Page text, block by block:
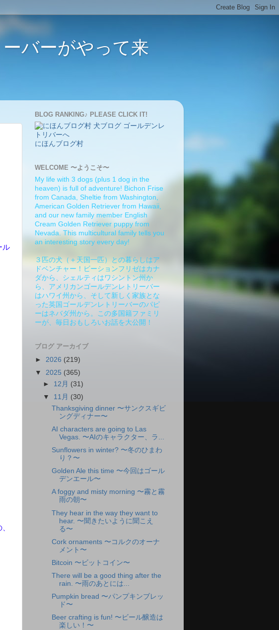
バーがやって来
ル
BLOG RANKING♪ PLEASE CLICK IT!
にほんブログ村
WELCOME 〜ようこそ〜
My life with 3 dogs (plus 1 dog in the
heaven) is full of adventure! Bichon Frise
from Canada, Sheltie from Washington,
American Golden Retriever from Hawaii,
and our new family member English
Cream Golden Retriever puppy from
Nevada. This multicultural family tells you
an interesting story every day!
３匹の犬（＋天国一匹）との暮らしはア
ドベンチャー！ビーションフリゼはカナ
ダから、シェルティはワシントン州か
ら、アメリカンゴールデンレトリーバー
はハワイ州から、そして新しく家族とな
った英国ゴールデンレトリーバーのパピ
ーはネバダ州から。この多国籍ファミリ
ーが、毎日おもしろいお話を大公開！
ブログ アーカイブ
► 2026 (219)
▼ 2025 (365)
► 12月 (31)
▼ 11月 (30)
Thanksgiving dinner 〜サンクスギビ
ングディナー〜
AI characters are going to Las
Vegas. 〜AIのキャラクター、ラ...
Sunflowers in winter? 〜冬のひまわ
り？〜
Golden Ale this time 〜今回はゴール
デンエール〜
A foggy and misty morning 〜霧と霧
雨の朝〜
They hear in the way they want to
hear. 〜聞きたいように聞こえ
る〜
Cork ornaments 〜コルクのオーナ
メント〜
Bitcoin 〜ビットコイン〜
There will be a good thing after the
rain. 〜雨のあとには...
Pumpkin bread 〜パンプキンブレッ
ド〜
Beer crafting is fun! 〜ビール醸造は
楽しい！〜